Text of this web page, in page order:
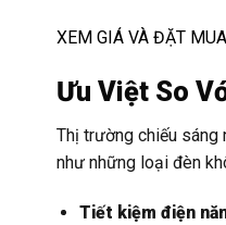
XEM GIÁ VÀ ĐẶT MUA
Ưu Việt So
Thị trường chiếu sáng
như những loại đèn
Tiết kiệm điện